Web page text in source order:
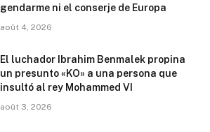
gendarme ni el conserje de Europa
août 4, 2026
El luchador Ibrahim Benmalek propina
un presunto «KO» a una persona que
insultó al rey Mohammed VI
août 3, 2026